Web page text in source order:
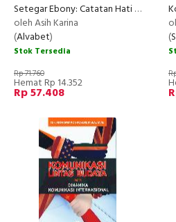
Setegar Ebony: Catatan Hati Seorang Istri yang Dikhianati
oleh Asih Karina
(Alvabet)
Stok Tersedia
Rp 71.760
Hemat Rp 14.352
Rp 57.408
(